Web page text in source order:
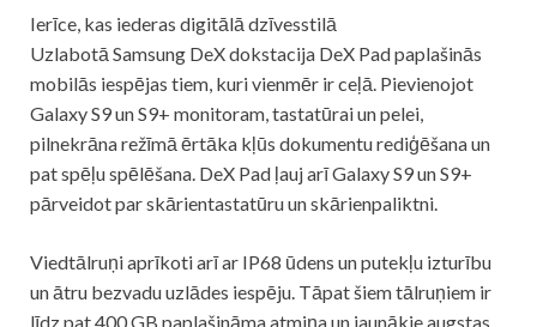
Ierīce, kas iederas digitālā dzīvesstilā
Uzlabotā Samsung DeX dokstacija DeX Pad paplašinās
mobilās iespējas tiem, kuri vienmēr ir ceļā. Pievienojot
Galaxy S9 un S9+ monitoram, tastatūrai un pelei,
pilnekrāna režīmā ērtāka kļūs dokumentu rediģēšana un
pat spēļu spēlēšana. DeX Pad ļauj arī Galaxy S9 un S9+
pārveidot par skārientastatūru un skārienpaliktni.
Viedtālruņi aprīkoti arī ar IP68 ūdens un putekļu izturību
un ātru bezvadu uzlādes iespēju. Tāpat šiem tālruņiem ir
līdz pat 400 GB paplašināma atmiņa un jaunākie augstas